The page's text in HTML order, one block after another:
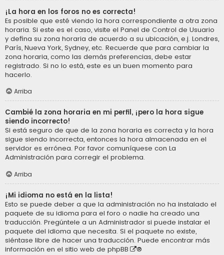
¡La hora en los foros no es correcta!
Es posible que esté viendo la hora correspondiente a otra zona
horaria. Si este es el caso, visite el Panel de Control de Usuario
y defina su zona horaria de acuerdo a su ubicación, e.j. Londres,
París, Nueva York, Sydney, etc. Recuerde que para cambiar la
zona horaria, como las demás preferencias, debe estar
registrado. Si no lo está, este es un buen momento para
hacerlo.
Arriba
Cambié la zona horaria en mi perfil, ¡pero la hora sigue
siendo incorrecto!
Si está seguro de que de la zona horaria es correcta y la hora
sigue siendo incorrecta, entonces la hora almacenada en el
servidor es errónea. Por favor comuníquese con La
Administración para corregir el problema.
Arriba
¡Mi idioma no está en la lista!
Esto se puede deber a que la administración no ha instalado el
paquete de su idioma para el foro o nadie ha creado una
traducción. Pregúntele a un Administrador si puede instalar el
paquete del idioma que necesita. Si el paquete no existe,
siéntase libre de hacer una traducción. Puede encontrar más
información en el sitio web de phpBB ®